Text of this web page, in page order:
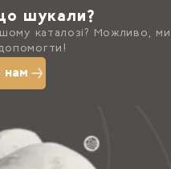
шукали?
каталозі? Можливо, ми
нам